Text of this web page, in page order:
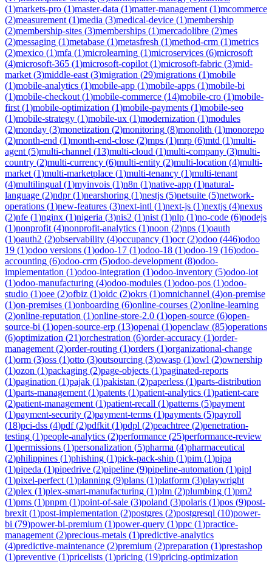
(1)markets-pro (1)master-data (1)matter-management (1)mcommerce
(2)measurement (1)media (3)medical-device (1)membership
(2)membership-sites (3)memberships (1)mercadolibre (2)mes
(2)messaging (1)metabase (1)metasfresh (1)method-crm (1)metrics
(2)mexico (1)mfa (1)microlearning (1)microservices (6)microsoft
(4)microsoft-365 (1)microsoft-copilot (1)microsoft-fabric (3)mid-
market (3)middle-east (3)migration (29)migrations (1)mobile
(1)mobile-analytics (1)mobile-app (1)mobile-apps (1)mobile-bi
(1)mobile-checkout (1)mobile-commerce (14)mobile-cro (1)mobile-
first (1)mobile-optimization (1)mobile-payments (1)mobile-seo
(1)mobile-strategy (1)mobile-ux (1)modernization (1)modules
(2)monday (3)monetization (2)monitoring (8)monolith (1)monorepo
(2)month-end (1)month-end-close (2)mps (1)mrp (6)mtd (1)multi-
agent (5)multi-channel (13)multi-cloud (1)multi-company (3)multi-
country (2)multi-currency (6)multi-entity (2)multi-location (4)multi-
market (1)multi-marketplace (1)multi-tenancy (1)multi-tenant
(4)multilingual (1)myinvois (1)n8n (1)native-app (1)natural-
language (2)ndpr(1)nearshoring (1)nestjs (5)netsuite (5)network-
operations (1)new-features (3)next-intl (1)next-js (1)nextjs (4)nexus
(2)nfe (1)nginx (1)nigeria (3)nis2 (1)nist (1)nlp (1)no-code (6)nodejs
(1)nonprofit (4)nonprofit-analytics (1)noon (2)nps (1)oauth
(1)oauth2 (2)observability (4)occupancy (1)ocr(2)odoo (446)odoo
19 (1)odoo versions (1)odoo-17 (1)odoo-18 (1)odoo-19 (16)odoo-
accounting (6)odoo-crm (5)odoo-development (8)odoo-
implementation (1)odoo-integration (1)odoo-inventory (5)odoo-iot
(1)odoo-manufacturing (4)odoo-modules (1)odoo-pos (1)odoo-
studio (1)oee (2)ofbiz (1)oidc (2)okrs (1)omnichannel (4)on-premise
(1)on-premises (1)onboarding (6)online-courses (2)online-learning
(2)online-reputation (1)online-store-2.0 (1)open-source (6)open-
source-bi (1)open-source-erp (13)openai (1)openclaw (85)operations
(6)optimization (21)orchestration (6)order-accuracy (1)order-
management (2)order-routing (1)orders (1)organizational-change
(1)orm (3)oss (1)otto (3)outsourcing (3)owasp (1)owl (2)ownership
(1)ozon (1)packaging (2)page-objects (1)paginated-reports
(1)pagination (1)pajak (1)pakistan (2)paperless (1)parts-distribution
(1)parts-management (1)patents (1)patient-analytics (1)patient-care
(2)patient-management (1)patient-recall (1)patterns (5)payment
(1)payment-security (2)payment-terms (1)payments (5)payroll
(18)pci-dss (4)pdf(2)pdfkit (1)pdpl (2)peachtree (2)penetration-
testing (1)people-analytics (2)performance (25)performance-review
(1)permissions (1)personalization (5)pharma (4)pharmaceutical
(2)philippines (1)phishing (1)pick-pack-ship (1)pim (1)pipa
(1)pipeda (1)pipedrive (2)pipeline (9)pipeline-automation (1)pipl
(1)pixel-perfect (1)planning (9)plans (1)platform (3)playwright
(2)plex (1)plex-smart-manufacturing (1)plm (2)plumbing (1)pm2
(1)pms (1)pnpm (1)point-of-sale (3)poland (3)polaris (1)pos (9)post-
brexit (1)post-implementation (2)postgres (2)postgresql (10)power-
bi (79)power-bi-premium (1)power-query (1)ppc (1)practice-
management (2)precious-metals (1)predictive-analytics
(4)predictive-maintenance (2)premium (2)preparation (1)prestashop
(1)preventive (1)pricelists (1)pricing (19)pricing-optimization